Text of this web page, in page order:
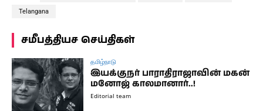
Telangana
சமீபத்தியச செய்திகள்
தமிழ்நாடு
இயக்குநர் பாராதிராஜாவின் மகன்
மனோஜ் காலமானார்..!
Editorial team